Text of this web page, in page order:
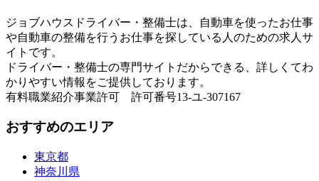
ジョブハウスドライバー・整備士は、自動車を使ったお仕事
や自動車の整備を行うお仕事を探している人のための求人サ
イトです。
ドライバー・整備士の専門サイトだからできる、詳しくてわ
かりやすい情報をご提供しております。
有料職業紹介事業許可 許可番号13-ユ-307167
おすすめのエリア
東京都
神奈川県